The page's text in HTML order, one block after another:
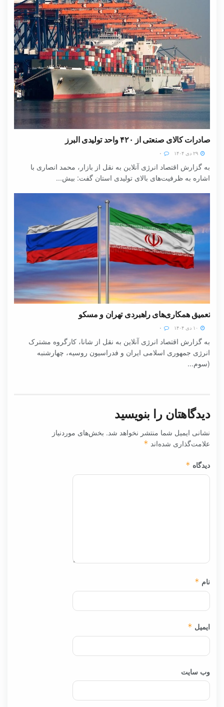
صادرات کالای صنعتی از ۴۲۰ واحد تولیدی البرز
به گزارش اقتصاد انرژی آنلاین به نقل از بازار، محمد انصاری با
اشاره به ظرفیت‌های بالای تولیدی استان گفت: بیش...
تعمیق همکاری‌های راهبردی تهران و مسکو
به گزارش اقتصاد انرژی آنلاین به نقل از شانا، کارگروه مشترک
انرژی جمهوری اسلامی ایران و فدراسیون روسیه، چهارشنبه
(سوم...
دیدگاهتان را بنویسید
نشانی ایمیل شما منتشر نخواهد شد. بخش‌های موردنیاز
علامت‌گذاری شده‌اند *
دیدگاه *
نام *
ایمیل *
وب‌ سایت